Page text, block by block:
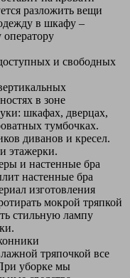
разложить вещи
в шкафу –
и свободных
в зоне
шкафах, дверцах,
тумбочках.
диванов и кресел.
этажерки.
и настенные бра
настенные бра
изготовления
мокрой тряпкой
стильную лампу
тряпочкой все
уборке мы